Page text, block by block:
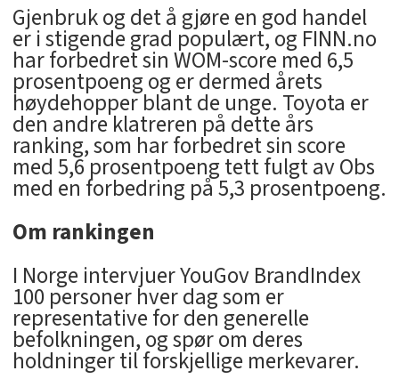
Gjenbruk og det å gjøre en god handel
er i stigende grad populært, og FINN.no
har forbedret sin WOM-score med 6,5
prosentpoeng og er dermed årets
høydehopper blant de unge. Toyota er
den andre klatreren på dette års
ranking, som har forbedret sin score
med 5,6 prosentpoeng tett fulgt av Obs
med en forbedring på 5,3 prosentpoeng.
Om rankingen
I Norge intervjuer YouGov BrandIndex
100 personer hver dag som er
representative for den generelle
befolkningen, og spør om deres
holdninger til forskjellige merkevarer.